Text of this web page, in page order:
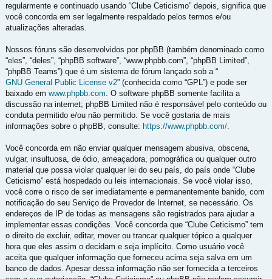
regularmente e continuado usando “Clube Ceticismo” depois, significa que
você concorda em ser legalmente respaldado pelos termos e/ou
atualizações alteradas.
Nossos fóruns são desenvolvidos por phpBB (também denominado como
“eles”, “deles”, “phpBB software”, “www.phpbb.com”, “phpBB Limited”,
“phpBB Teams”) que é um sistema de fórum lançado sob a “
GNU General Public License v2” (conhecida como “GPL”) e pode ser
baixado em www.phpbb.com . O software phpBB somente facilita a
discussão na internet; phpBB Limited não é responsável pelo conteúdo ou
conduta permitido e/ou não permitido. Se você gostaria de mais
informações sobre o phpBB, consulte: https://www.phpbb.com/
Você concorda em não enviar qualquer mensagem abusiva, obscena,
vulgar, insultuosa, de ódio, ameaçadora, pornográfica ou qualquer outro
material que possa violar qualquer lei do seu país, do país onde “Clube
Ceticismo” está hospedado ou leis internacionais. Se você violar isso,
você corre o risco de ser imediatamente e permanentemente banido, com
notificação do seu Serviço de Provedor de Internet, se necessário. Os
endereços de IP de todas as mensagens são registrados para ajudar a
implementar essas condições. Você concorda que “Clube Ceticismo” tem
o direito de excluir, editar, mover ou trancar qualquer tópico a qualquer
hora que eles assim o decidam e seja implícito. Como usuário você
aceita que qualquer informação que forneceu acima seja salva em um
banco de dados. Apesar dessa informação não ser fornecida a terceiros